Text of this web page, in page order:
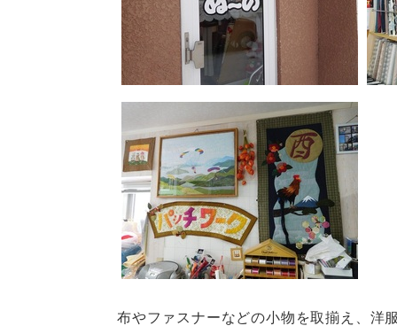
布やファスナーなどの小物を取揃え、洋